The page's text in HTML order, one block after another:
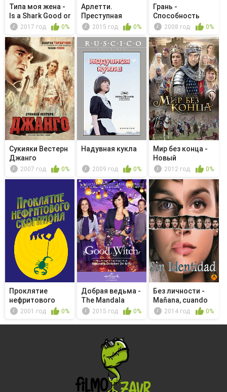
Типа моя жена -
Is a Shark Good or
Bad?2017 год 0%
Арлетти.
Преступная
страсти
2015 год 0%
Грань -
Способность
2008 год 0%
Сукияки Bестерн
Джанго
2007 год 0%
Надувная кукла
2009 год 0%
Мир без конца -
Новый
настоятель / Чу...
2012 год 0%
Проклятие
нефритового
скорпиона
2001 год 0%
Добрая ведьма -
The Mandala
2015 год 0%
Без личности -
Mañana, cuando
la veng...
2014 год 0%